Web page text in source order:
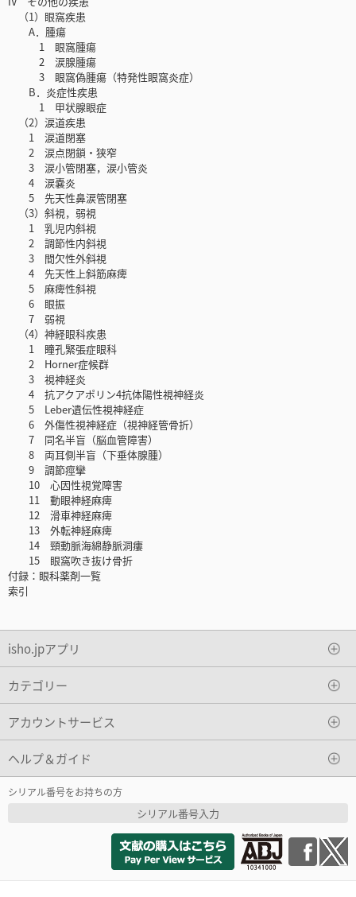
（1）眼窩疾患
A．腫瘍
1 眼窩腫瘍
2 涙腺腫瘍
3 眼窩偽腫瘍（特発性眼窩炎症）
B．炎症性疾患
1 甲状腺眼症
（2）涙道疾患
1 涙道閉塞
2 涙点閉鎖・狭窄
3 涙小管閉塞，涙小管炎
4 涙嚢炎
5 先天性鼻涙管閉塞
（3）斜視，弱視
1 乳児内斜視
2 調節性内斜視
3 間欠性外斜視
4 先天性上斜筋麻痺
5 麻痺性斜視
6 眼振
7 弱視
（4）神経眼科疾患
1 瞳孔緊張症眼科
2 Horner症候群
3 視神経炎
4 抗アクアポリン4抗体陽性視神経炎
5 Leber遺伝性視神経症
6 外傷性視神経症（視神経管骨折）
7 同名半盲（脳血管障害）
8 両耳側半盲（下垂体腺腫）
9 調節痙攣
10 心因性視覚障害
11 動眼神経麻痺
12 滑車神経麻痺
13 外転神経麻痺
14 頸動脈海綿静脈洞瘻
15 眼窩吹き抜け骨折
付録：眼科薬剤一覧
索引
isho.jpアプリ
カテゴリー
アカウントサービス
ヘルプ＆ガイド
シリアル番号をお持ちの方
シリアル番号入力